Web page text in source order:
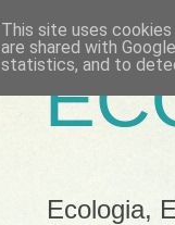
Ecologia,
This site uses
are shared with
statistics, and to